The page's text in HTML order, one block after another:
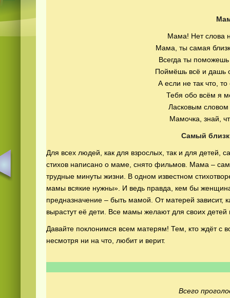
Мама! Нет слова
Мама, ты самая
Всегда ты
Поймёшь всё и дашь
А если не так что,
Тебя обо всём я
Ласковым
Мамочка, знай,
Самый
Для всех людей, как для взрослых, так и для детей,
стихов написано о маме, снято фильмов. Мама –
трудные минуты жизни. В одном известном
мамы всякие нужны». И ведь правда, кем бы
предназначение – быть мамой. От матерей
вырастут её дети. Все мамы желают для своих
Давайте поклонимся всем матерям! Тем, кто ждёт с
несмотря ни на что, любит и верит.
Всего